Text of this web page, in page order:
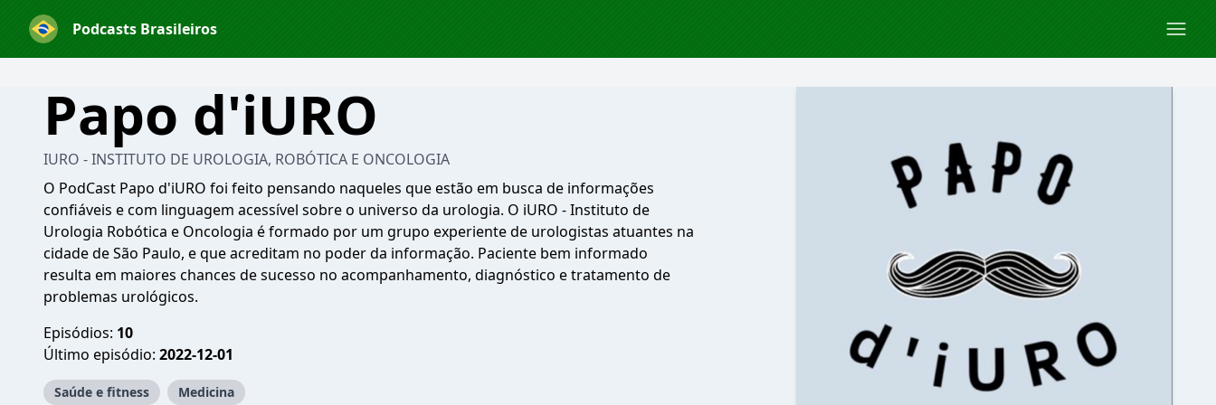
Podcasts Brasileiros
Papo d'iURO
IURO - INSTITUTO DE UROLOGIA, ROBÓTICA E ONCOLOGIA
O PodCast Papo d'iURO foi feito pensando naqueles que estão em busca de informações
confiáveis e com linguagem acessível sobre o universo da urologia. O iURO - Instituto de
Urologia Robótica e Oncologia é formado por um grupo experiente de urologistas atuantes na
cidade de São Paulo, e que acreditam no poder da informação. Paciente bem informado
resulta em maiores chances de sucesso no acompanhamento, diagnóstico e tratamento de
problemas urológicos.
Episódios: 10
Último episódio: 2022-12-01
Saúde e fitness Medicina